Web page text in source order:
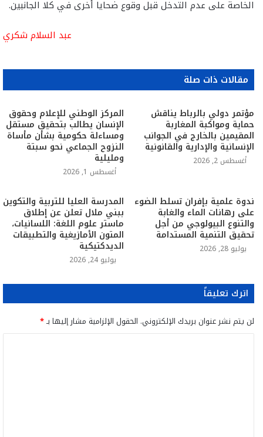
الخاصة على عدم التدخل قبل وقوع ضحايا أخرى في كلا الجانبين.
عبد السلام شكري
مقالات ذات صلة
مؤتمر دولي بالرباط يناقش
حماية ومواكبة المغاربة
المقيمين بالخارج في الجوانب
الإنسانية والإدارية والقانونية
أغسطس 2, 2026
المركز الوطني للإعلام وحقوق
الإنسان يطالب بتحقيق مستقل
ومساءلة حكومية بشأن مأساة
النزوح الجماعي نحو سبتة
ومليلية
أغسطس 1, 2026
ندوة علمية بإفران تسلط الضوء
على رهانات الماء والغابة
والتنوع البيولوجي من أجل
تحقيق التنمية المستدامة
يوليو 28, 2026
المدرسة العليا للتربية والتكوين
ببني ملال تعلن عن إطلاق
ماستر علوم اللغة: اللسانيات،
المتون الأمازيغية والتطبيقات
الديدكتيكية
يوليو 24, 2026
اترك تعليقاً
لن يتم نشر عنوان بريدك الإلكتروني. الحقول الإلزامية مشار إليها بـ*